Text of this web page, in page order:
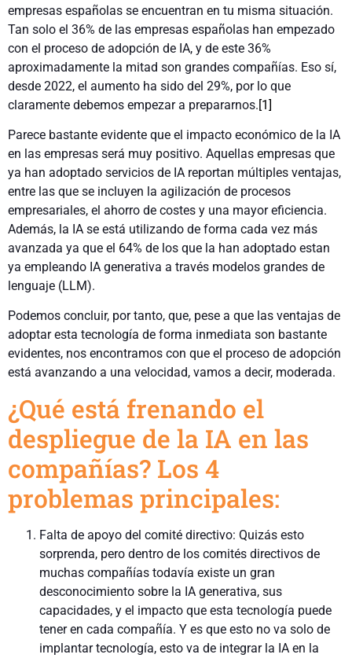
empresas españolas se encuentran en tu misma situación.
Tan solo el 36% de las empresas españolas han empezado
con el proceso de adopción de IA, y de este 36%
aproximadamente la mitad son grandes compañías. Eso sí,
desde 2022, el aumento ha sido del 29%, por lo que
claramente debemos empezar a prepararnos.[1]
Parece bastante evidente que el impacto económico de la IA
en las empresas será muy positivo. Aquellas empresas que
ya han adoptado servicios de IA reportan múltiples ventajas,
entre las que se incluyen la agilización de procesos
empresariales, el ahorro de costes y una mayor eficiencia.
Además, la IA se está utilizando de forma cada vez más
avanzada ya que el 64% de los que la han adoptado estan
ya empleando IA generativa a través modelos grandes de
lenguaje (LLM).
Podemos concluir, por tanto, que, pese a que las ventajas de
adoptar esta tecnología de forma inmediata son bastante
evidentes, nos encontramos con que el proceso de adopción
está avanzando a una velocidad, vamos a decir, moderada.
¿Qué está frenando el
despliegue de la IA en las
compañías? Los 4
problemas principales:
Falta de apoyo del comité directivo: Quizás esto
sorprenda, pero dentro de los comités directivos de
muchas compañías todavía existe un gran
desconocimiento sobre la IA generativa, sus
capacidades, y el impacto que esta tecnología puede
tener en cada compañía. Y es que esto no va solo de
implantar tecnología, esto va de integrar la IA en la